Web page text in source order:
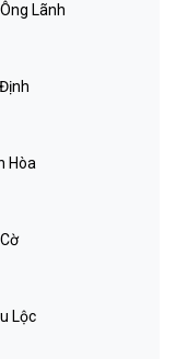
Lãnh
Hòa
Lộc